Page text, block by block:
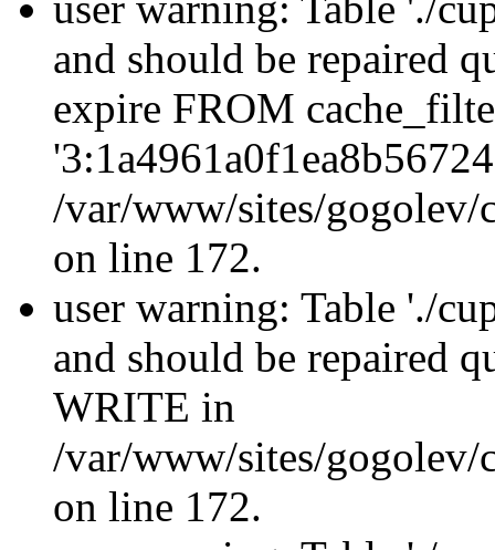
and should be repaired
expire FROM
/var/www/sites/gogolev/
on line 172.
user warning: Table './
and should be repaired
WRITE in
/var/www/sites/gogolev/
on line 172.